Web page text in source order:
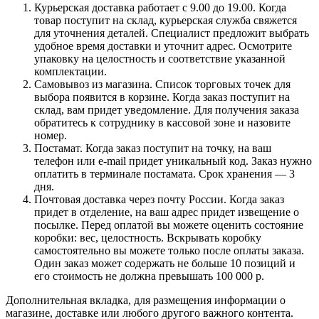
Курьерская доставка работает с 9.00 до 19.00. Когда
товар поступит на склад, курьерская служба свяжется
для уточнения деталей. Специалист предложит выбрать
удобное время доставки и уточнит адрес. Осмотрите
упаковку на целостность и соответствие указанной
комплектации.
Самовывоз из магазина. Список торговых точек для
выбора появится в корзине. Когда заказ поступит на
склад, вам придет уведомление. Для получения заказа
обратитесь к сотруднику в кассовой зоне и назовите
номер.
Постамат. Когда заказ поступит на точку, на ваш
телефон или e-mail придет уникальный код. Заказ нужно
оплатить в терминале постамата. Срок хранения — 3
дня.
Почтовая доставка через почту России. Когда заказ
придет в отделение, на ваш адрес придет извещение о
посылке. Перед оплатой вы можете оценить состояние
коробки: вес, целостность. Вскрывать коробку
самостоятельно вы можете только после оплаты заказа.
Один заказ может содержать не больше 10 позиций и
его стоимость не должна превышать 100 000 р.
Дополнительная вкладка, для размещения информации о
магазине, доставке или любого другого важного контента.